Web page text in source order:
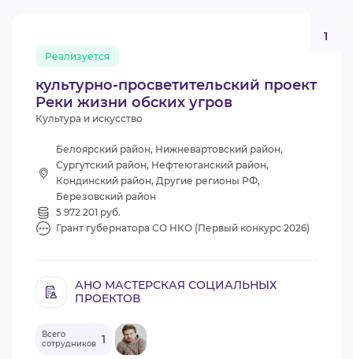
культурно-просветительский проект
Реки жизни обских угров
Реализуется
1
Культура и искусство
Белоярский район, Нижневартовский район,
Сургутский район, Нефтеюганский район,
Кондинский район, Другие регионы РФ,
Березовский район
5 972 201 руб.
Грант губернатора СО НКО (Первый конкурс 2026)
АНО МАСТЕРСКАЯ СОЦИАЛЬНЫХ
ПРОЕКТОВ
Всего
сотрудников 1